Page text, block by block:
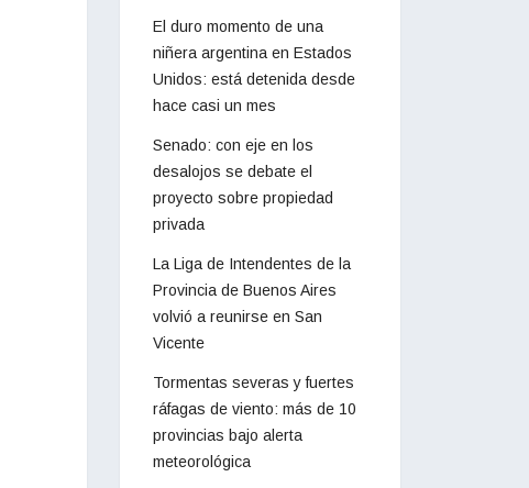
El duro momento de una
niñera argentina en Estados
Unidos: está detenida desde
hace casi un mes
Senado: con eje en los
desalojos se debate el
proyecto sobre propiedad
privada
La Liga de Intendentes de la
Provincia de Buenos Aires
volvió a reunirse en San
Vicente
Tormentas severas y fuertes
ráfagas de viento: más de 10
provincias bajo alerta
meteorológica